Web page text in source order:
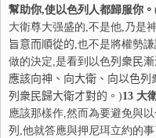
幫助你,使以色列人都歸服你 。
大衛尊大强盛的,不是他,乃是
旨意而順從的,也不是將權勢
做的決定,是看到以色列 衆民
應該向神 、向大衛、向以色列
列 衆民歸大衛才對的。 )13 大
應該那樣作,然而為要避免與
列 ,他就答應與押尼珥立約的